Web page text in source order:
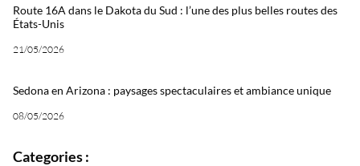
Route 16A dans le Dakota du Sud : l’une des plus belles routes des
États-Unis
21/05/2026
Sedona en Arizona : paysages spectaculaires et ambiance unique
08/05/2026
Categories :